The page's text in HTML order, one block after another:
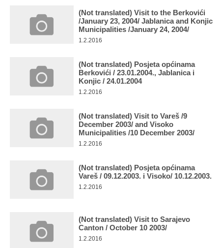
(Not translated) Visit to the Berkovići
/January 23, 2004/ Jablanica and Konjic
Municipalities /January 24, 2004/
1.2.2016
(Not translated) Posjeta općinama
Berkovići / 23.01.2004., Jablanica i
Konjic / 24.01.2004
1.2.2016
(Not translated) Visit to Vareš /9
December 2003/ and Visoko
Municipalities /10 December 2003/
1.2.2016
(Not translated) Posjeta općinama
Vareš / 09.12.2003. i Visoko/ 10.12.2003.
1.2.2016
(Not translated) Visit to Sarajevo
Canton / October 10 2003/
1.2.2016